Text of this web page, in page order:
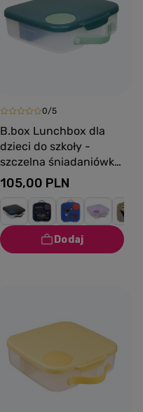
0/5
B.box Lunchbox dla
dzieci do szkoły -
szczelna śniadaniówka
z przegródkami i
wkładem chłodzącym
Emerald Forest
105,00 PLN